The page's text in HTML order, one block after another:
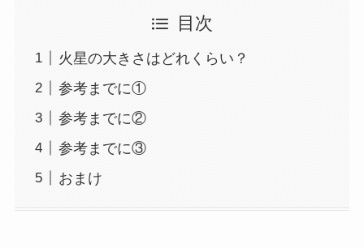
目次
火星の大きさはどれくらい？
参考までに①
参考までに②
参考までに③
おまけ